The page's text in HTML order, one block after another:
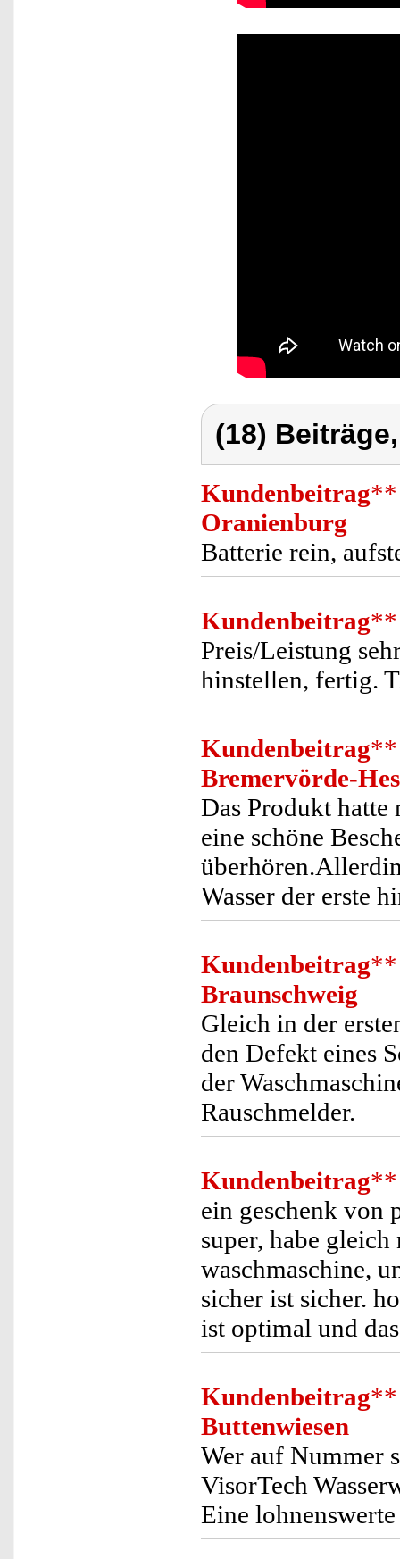
(18)
Kundenbeitrag**
Oranienburg
Batterie rein,
Kundenbeitrag**
Preis/Leistung
hinstellen, fertig.
Kundenbeitrag**
Bremervörde-
Das Produkt
eine schöne
Wasser der erste
Kundenbeitrag**
Braunschweig
Gleich in der
den Defekt eines
der
Rauschmelder.
Kundenbeitrag**
ein geschenk von
super, habe
waschmaschine,
sicher ist sicher.
ist optimal und
Kundenbeitrag**
Buttenwiesen
Wer auf Nummer
VisorTech
Eine